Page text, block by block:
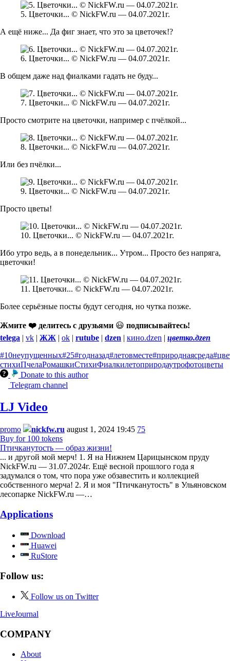
5. Цветочки... © NickFW.ru — 04.07.2021г.
А ещё ниже... Да фиг знает, что это за цветочек!?
6. Цветочки... © NickFW.ru — 04.07.2021г.
В общем даже над фиалками гадать не буду...
7. Цветочки... © NickFW.ru — 04.07.2021г.
Просто смотрите на цветочки, например с пчёлкой...
8. Цветочки... © NickFW.ru — 04.07.2021г.
Или без пчёлки...
9. Цветочки... © NickFW.ru — 04.07.2021г.
Просто цветы!
10. Цветочки... © NickFW.ru — 04.07.2021г.
Ибо утро ведь, а в понедельник... Утром... Просто без напряга,
цветочки!
11. Цветочки... © NickFW.ru — 04.07.2021г.
Более серьёзные посты будут сегодня, но чутка позже.
Жмите ❤️ делитесь с друзьями 😃 подписывайтесь!
telega | vk | ЖЖ | ok | rutube | dzen | кино.dzen | цветко.дzen
#10неупущенных#25#годназад#летовместе#природнаясреда
стихиПчелаРомашкиСтихиФиалкилетоприродаутрофотоцветы
Donate to this author
Telegram channel
LJ Video
promo nickfw.ru august 1, 2024 19:45 75
Buy for 100 tokens
Птичканутость — образ жизни!
... и другой мой мерч! 1. Я на Нижнем Царицынском пруду
NickFW.ru — 31.07.2024г. Ещё весной прошлого года я
задумался о том, что пора уже обзавестить и коллекцией
собственного мерча! 2. Я и моя "Птичканутость" в Ульяновском
лесопарке NickFW.ru —…
Applications
Download
Huawei
RuStore
Follow us:
Follow us on Twitter
LiveJournal
COMPANY
About